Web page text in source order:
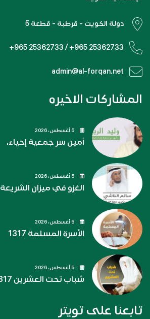
دولة الكويت - قرطبة - قطعة 5
+965 25362733 / +965 25362733
admin@al-forqan.net
المشاركات الاخيره
أمين سر جمعية إحياء.
الغزو في ميزان الشريعة
الأسرة المسلمة 1317
شباب تحت العشرين 1317
تابعنا على تويتر